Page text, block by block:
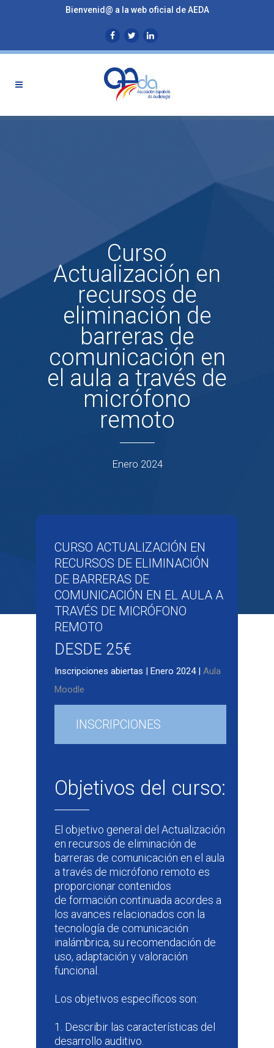
Bienvenid@ a la web oficial de AEDA
Curso
Actualización en
recursos de
eliminación de
barreras de
comunicación en
el aula a través de
micrófono
remoto
Enero 2024
CURSO ACTUALIZACIÓN EN
RECURSOS DE ELIMINACIÓN
DE BARRERAS DE
COMUNICACIÓN EN EL AULA A
TRAVÉS DE MICRÓFONO
REMOTO
DESDE 25€
Inscripciones abiertas | Enero 2024 | Aula
Moodle
INSCRIPCIONES
Objetivos del curso:
El objetivo general del Actualización
en recursos de eliminación de
barreras de comunicación en el aula
a través de micrófono remoto es
proporcionar contenidos
de formación continuada acordes a
los avances relacionados con la
tecnología de comunicación
inalámbrica, su recomendación de
uso, adaptación y valoración
funcional.
Los objetivos específicos son:
1. Describir las características del
desarrollo auditivo.